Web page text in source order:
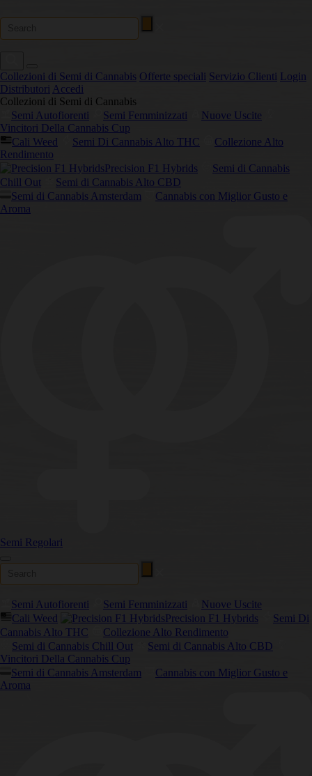
Collezioni di Semi di Cannabis Offerte speciali Servizio Clienti Login
Distributori Accedi
Collezioni di Semi di Cannabis
Semi Autofiorenti
Semi Femminizzati
Nuove Uscite
Vincitori Della Cannabis Cup
Cali Weed
Semi Di Cannabis Alto THC
Collezione Alto
Rendimento
Precision F1 Hybrids
Semi di Cannabis
Chill Out
Semi di Cannabis Alto CBD
Semi di Cannabis Amsterdam
Cannabis con Miglior Gusto e
Aroma
Semi Regolari
Semi Autofiorenti Semi Femminizzati
Nuove Uscite
Cali Weed
Precision F1 Hybrids
Semi Di
Cannabis Alto THC
Collezione Alto Rendimento
Semi di Cannabis Chill Out
Semi di Cannabis Alto CBD
Vincitori Della Cannabis Cup
Semi di Cannabis Amsterdam
Cannabis con Miglior Gusto e
Aroma